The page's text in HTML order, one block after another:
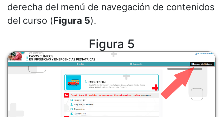
derecha del menú de navegación de contenidos
del curso (Figura 5).
Figura 5